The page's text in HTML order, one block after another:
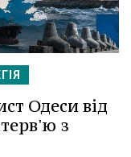
Одеси від
з